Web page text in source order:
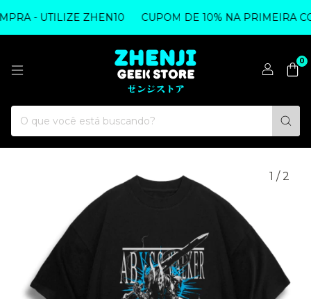
- UTILIZE ZHEN10 CUPOM DE 10% NA PRIMEIRA
0
1 / 2